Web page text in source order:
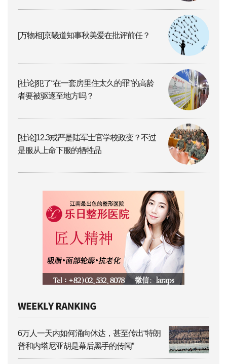
[万物相]京畿道知事秋美爱在批评前任？
[社论]犯了“在一套房里住太久的罪”的高龄
者要被驱逐至地方吗？
[社论]12.3戒严是陆军士官学校政变？不过
是服从上命下服的牺牲品
6万人一天内如何涌向休达，甚至传出“特朗
普和内塔尼亚胡是幕后黑手的传闻”